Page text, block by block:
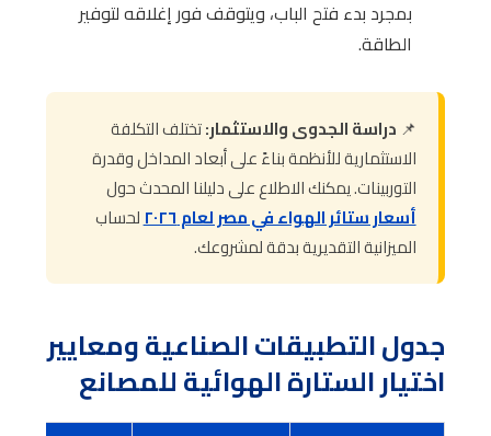
بمجرد بدء فتح الباب، ويتوقف فور إغلاقه لتوفير
الطاقة.
📌 دراسة الجدوى والاستثمار:تختلف التكلفة
الاستثمارية للأنظمة بناءً على أبعاد المداخل وقدرة
التوربينات. يمكنك الاطلاع على دليلنا المحدث حول
أسعار ستائر الهواء في مصر لعام ٢٠٢٦
لحساب
الميزانية التقديرية بدقة لمشروعك.
جدول التطبيقات الصناعية ومعايير
اختيار الستارة الهوائية للمصانع